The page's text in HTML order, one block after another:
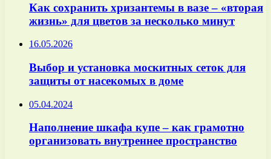
Как сохранить хризантемы в вазе – «вторая
жизнь» для цветов за несколько минут
16.05.2026
Выбор и установка москитных сеток для
защиты от насекомых в доме
05.04.2024
Наполнение шкафа купе – как грамотно
организовать внутреннее пространство